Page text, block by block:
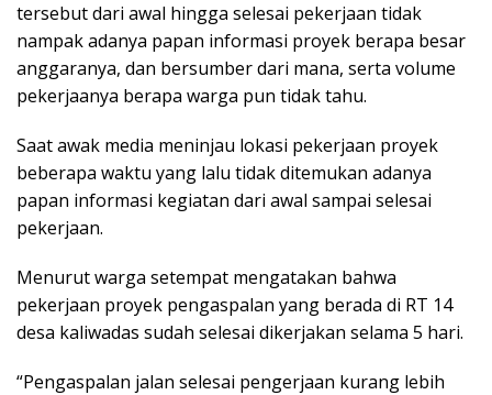
tersebut dari awal hingga selesai pekerjaan tidak
nampak adanya papan informasi proyek berapa besar
anggaranya, dan bersumber dari mana, serta volume
pekerjaanya berapa warga pun tidak tahu.
Saat awak media meninjau lokasi pekerjaan proyek
beberapa waktu yang lalu tidak ditemukan adanya
papan informasi kegiatan dari awal sampai selesai
pekerjaan.
Menurut warga setempat mengatakan bahwa
pekerjaan proyek pengaspalan yang berada di RT 14
desa kaliwadas sudah selesai dikerjakan selama 5 hari.
“Pengaspalan jalan selesai pengerjaan kurang lebih